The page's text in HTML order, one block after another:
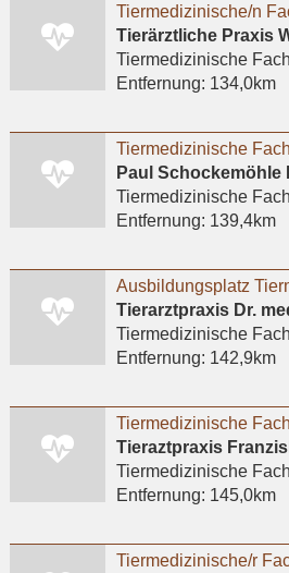
Tiermedizinische/n
Tierärztliche Praxis
Tiermedizinische
Entfernung: 134,0km
Tiermedizinische
Paul Schockemöhle
Tiermedizinische
Entfernung: 139,4km
Tiermedizinische
Entfernung: 142,9km
Tiermedizinische
Tiermedizinische
Entfernung: 145,0km
Tiermedizinische/r